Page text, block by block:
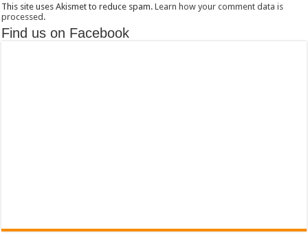
This site uses Akismet to reduce spam.Learn how your comment data is
processed.
Find us on Facebook